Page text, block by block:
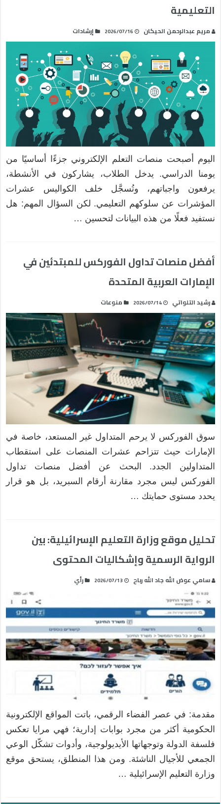
التعليمية
مريم عبدالرحمن الحيكان 2026/07/16 إرشادات
اليوم أصبحت منصات التعلم الإلكتروني جزءًا أساسيًا من
يومنا الدراسي. يدخل الطلاب، يشاركون في الأنشطة،
يرفعون واجباتهم، وتُسجَّل خلف الكواليس عشرات
المؤشرات عن سلوكهم التعليمي. لكن السؤال المهم: هل
نستفيد فعلًا من هذه البيانات لتحسين …
أفضل منصات تداول الفوركس للمبتدئين في
الإمارات العربية المتحدة
رشيد التلواتي 2026/07/14 منوعات
سوق الفوركس لا يرحم المتداول غير المستعد، خاصة في
الإمارات حيث تتزاحم عشرات المنصات على استقطاب
المتداولين الجدد. البحث عن أفضل منصات تداول
الفوركس ليس مجرد مقارنة أرقام السبريد، بل هو قرار
يحدد مستوى حمايتك …
تحليل موقع وزارة التعليم الإسرائيلية: بين
الرواية الرسمية وإشكاليات المحتوى
سامي عوض الله جاد الله رباح 2026/07/13 رأي
مقدمة: في عصر الفضاء الرقمي، باتت المواقع الإلكترونية
الحكومية أكثر من مجرد بوابات إدارية؛ فهي مرايا تعكس
فلسفة الدولة وتوجهاتها الأيديولوجية، وأدوات تشكّل الوعي
الجمعي للأجيال الناشئة. ومن هذا المنطلق، يستحق موقع
وزارة التعليم الإسرائيلية …